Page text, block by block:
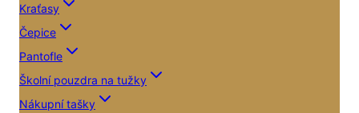
Kraťasy
Čepice
Pantofle
Školní pouzdra na tužky
Nákupní tašky